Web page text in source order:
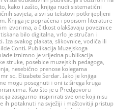
kako i zašto, knjiga nudi sistematični
savjeta, a svi su tekstovi potkrijepljeni
Knjiga je popraćena i popisom literature
izvorima, a čitkost olakšavaju poveznice
bilo digitalna, vrlo je stručan i
svakog plakata, slikovnice, vodiča ili
Conti. Publikacija Muzejskoga
iznimno je vrijedna publikacija
struke, posebice muzejskih pedagoga,
nesebično prenose kolegama
sc. Elizabete Serdar. Iako je knjiga
mogu posegnuti i oni iz širega kruga
Kao što je u Predgovoru
zasigurno inspirirati sve one koji nisu
ih potaknuti na svježiji i maštovitiji pristup